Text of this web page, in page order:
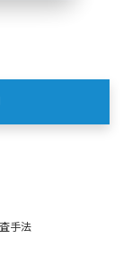
手法